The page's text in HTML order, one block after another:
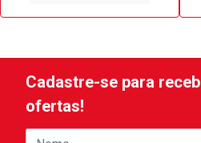
Cadastre-se para
ofertas!